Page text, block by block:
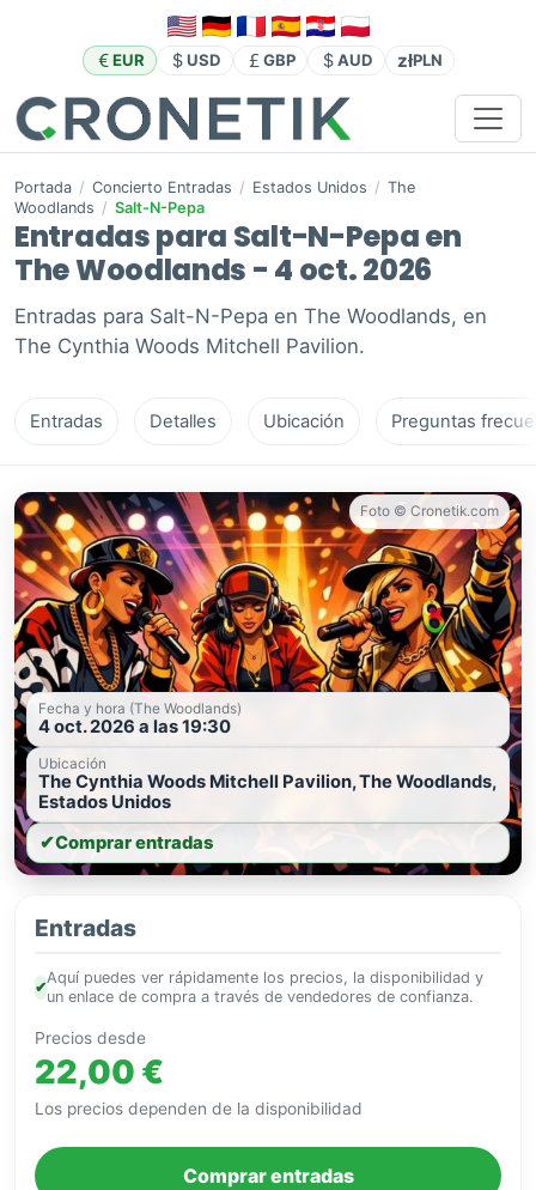
EUR USD GBP AUD złPLN
Portada / Concierto Entradas / Estados Unidos / The
Woodlands / Salt-N-Pepa
Entradas para Salt-N-Pepa en
The Woodlands - 4 oct. 2026
Entradas para Salt-N-Pepa en The Woodlands, en
The Cynthia Woods Mitchell Pavilion.
Entradas Detalles Ubicación Preguntas
Foto © Cronetik.com
Fecha y hora (The Woodlands)
4 oct. 2026 a las 19:30
Ubicación
The Cynthia Woods Mitchell Pavilion, The Woodlands,
Estados Unidos
✔Comprar entradas
Entradas
✔
Aquí puedes ver rápidamente los precios, la disponibilidad y
un enlace de compra a través de vendedores de confianza.
Precios desde
22,00 €
Los precios dependen de la disponibilidad
Comprar entradas